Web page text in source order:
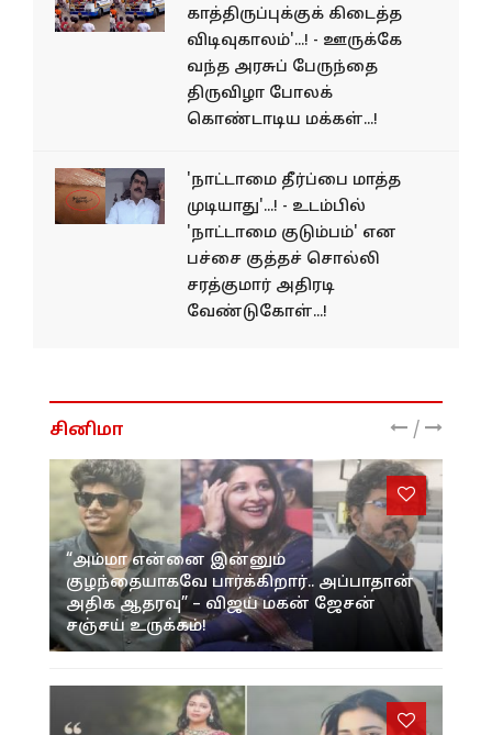
காத்திருப்புக்குக் கிடைத்த
விடிவுகாலம்'...! - ஊருக்கே
வந்த அரசுப் பேருந்தை
திருவிழா போலக்
கொண்டாடிய மக்கள்...!
'நாட்டாமை தீர்ப்பை மாத்த
முடியாது'...! - உடம்பில்
'நாட்டாமை குடும்பம்' என
பச்சை குத்தச் சொல்லி
சரத்குமார் அதிரடி
வேண்டுகோள்...!
சினிமா /
“அம்மா என்னை இன்னும்
குழந்தையாகவே பார்க்கிறார்.. அப்பாதான்
அதிக ஆதரவு” – விஜய் மகன் ஜேசன்
சஞ்சய் உருக்கம்!